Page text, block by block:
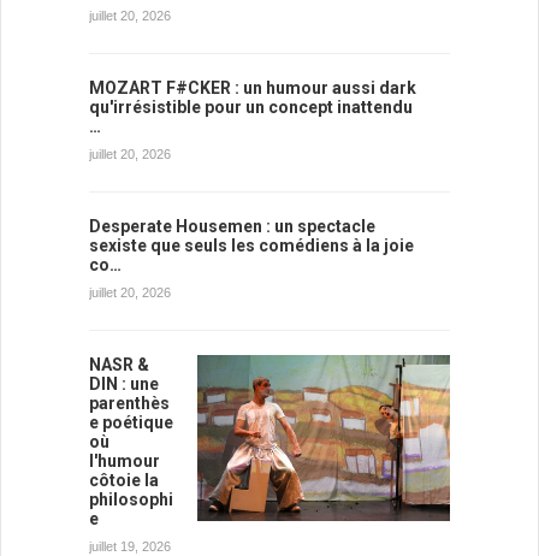
juillet 20, 2026
MOZART F#CKER : un humour aussi dark
qu'irrésistible pour un concept inattendu
…
juillet 20, 2026
Desperate Housemen : un spectacle
sexiste que seuls les comédiens à la joie
co…
juillet 20, 2026
NASR &
DIN : une
parenthès
e poétique
où
l'humour
côtoie la
philosophi
e
juillet 19, 2026